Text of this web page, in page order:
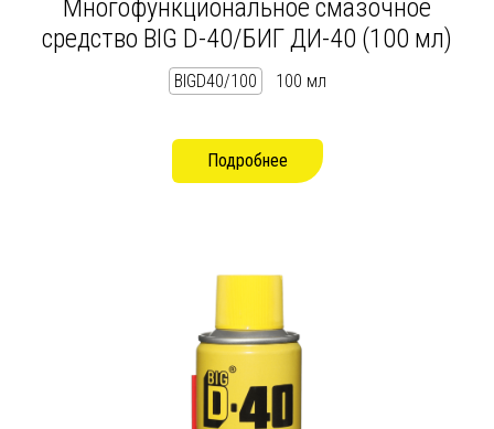
Многофункциональное смазочное
средство BIG D-40/БИГ ДИ-40 (100 мл)
BIGD40/100 100 мл
Подробнее